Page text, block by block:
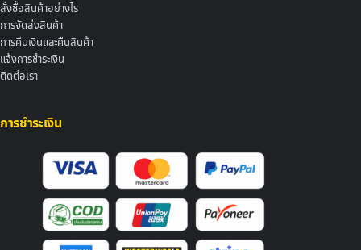
สั่งซื้อสินค้าอย่างไร
การจัดส่งสินค้า
การคืนเงินและคืนสินค้า
แจ้งการชำระเงิน
ติดต่อเรา
การชำระเงิน